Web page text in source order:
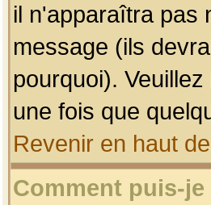
il n'apparaîtra pas
message (ils
pourquoi).
une fois que
Revenir en haut
Comment puis-